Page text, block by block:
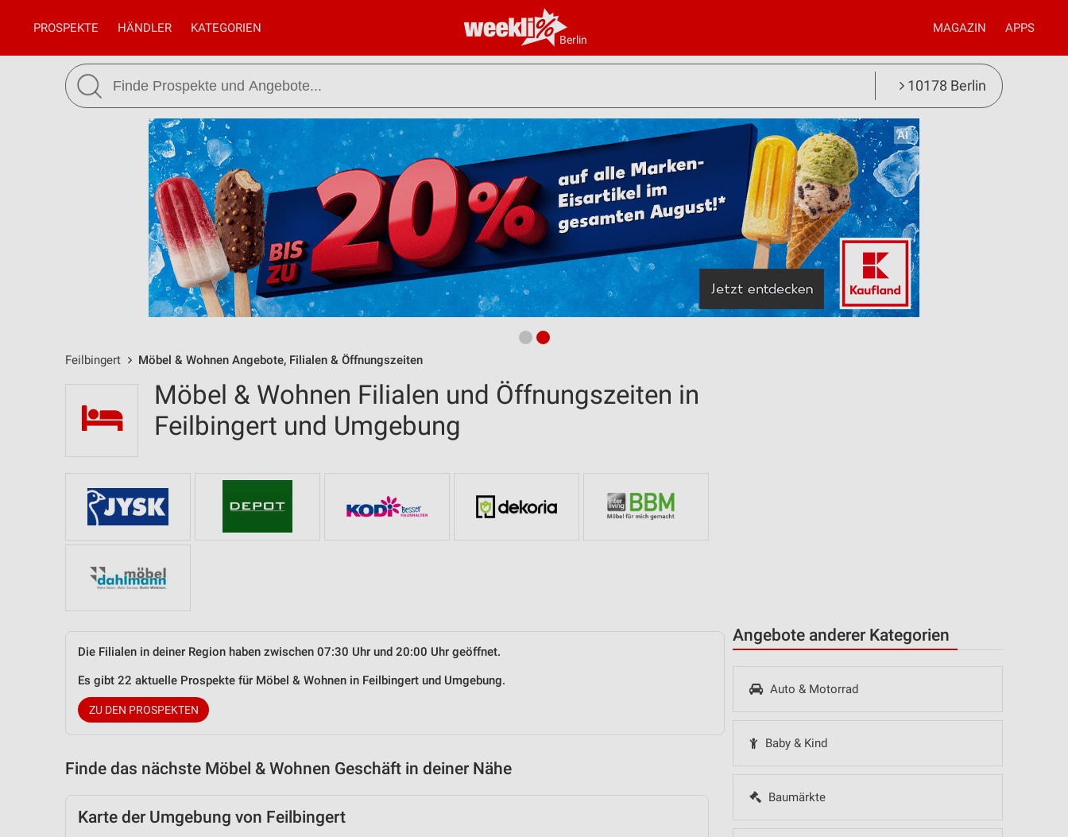
Berlin
PROSPEKTE HÄNDLER KATEGORIEN MAGAZIN APPS
10178 Berlin
Feilbingert Möbel & Wohnen Angebote, Filialen & Öffnungszeiten
Angebote anderer Kategorien
Auto & Motorrad
Baby & Kind
Baumärkte
Möbel & Wohnen Filialen und Öffnungszeiten in
Feilbingert und Umgebung
Die Filialen in deiner Region haben zwischen 07:30 Uhr und 20:00 Uhr geöffnet.
Es gibt 22 aktuelle Prospekte für Möbel & Wohnen in Feilbingert und Umgebung.
ZU DEN PROSPEKTEN
Finde das nächste Möbel & Wohnen Geschäft in deiner Nähe
Karte der Umgebung von Feilbingert